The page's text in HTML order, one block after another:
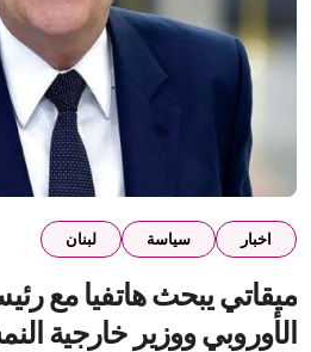
اخبار سياسة لبنان
ميقاتي يبحث هاتفيا مع
الأوروبي ووزير خارجية